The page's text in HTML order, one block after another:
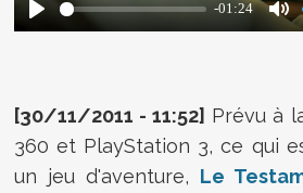
[30/11/2011 - 11:52] Prévu à
360 et PlayStation 3, ce qui
un jeu d'aventure, Le